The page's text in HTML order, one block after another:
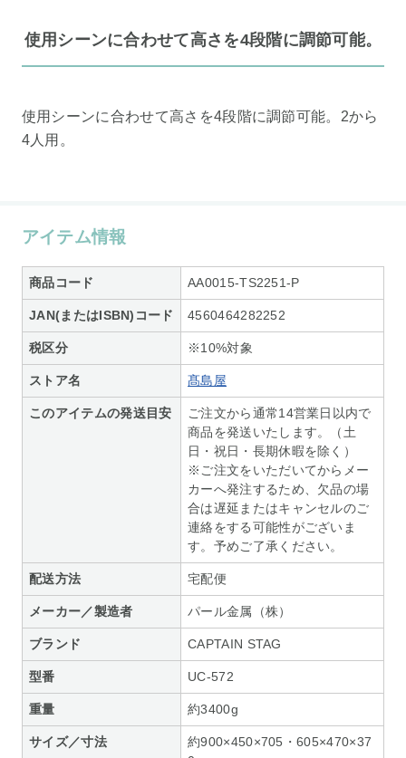
使用シーンに合わせて高さを4段階に調節可能。
使用シーンに合わせて高さを4段階に調節可能。2から
4人用。
アイテム情報
商品コード AA0015-TS2251-P
JAN(またはISBN)コード 4560464282252
税区分 ※10%対象
ストア名 髙島屋
このアイテムの発送目安
ご注文から通常14営業日以内で
商品を発送いたします。（土
日・祝日・長期休暇を除く）
※ご注文をいただいてからメー
カーへ発注するため、欠品の場
合は遅延またはキャンセルのご
連絡をする可能性がございま
す。予めご了承ください。
配送方法 宅配便
メーカー／製造者 パール金属（株）
ブランド CAPTAIN STAG
型番 UC-572
重量 約3400g
サイズ／寸法
約900×450×705・605×470×37